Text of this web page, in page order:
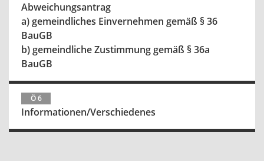
Abweichungsantrag
a) gemeindliches Einvernehmen gemäß § 36
BauGB
b) gemeindliche Zustimmung gemäß § 36a
BauGB
Ö 6
Informationen/Verschiedenes